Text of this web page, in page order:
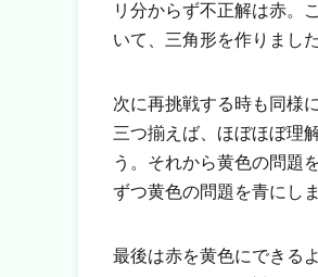
リ分からず不正解は赤。
いて、三角形を作りまし
次に再挑戦する時も同様
三つ揃えば、ほぼほぼ理
う。それから黄色の問題
ずつ黄色の問題を青にしま
最後は赤を黄色にできる